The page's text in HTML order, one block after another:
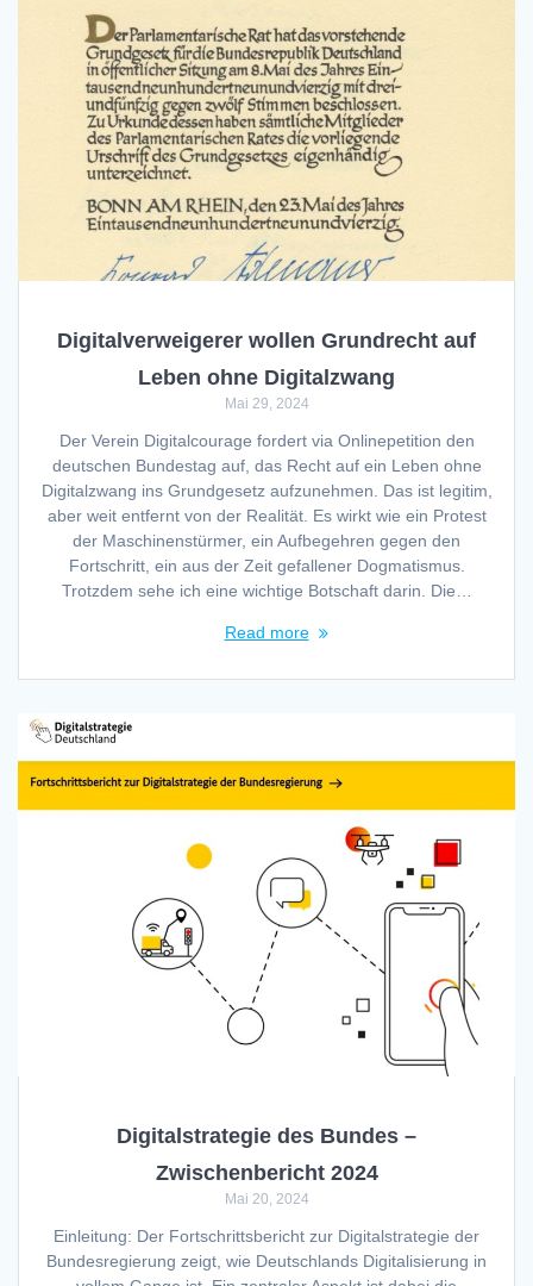
Digitalverweigerer wollen Grundrecht auf
Leben ohne Digitalzwang
Mai 29, 2024
Der Verein Digitalcourage fordert via Onlinepetition den
deutschen Bundestag auf, das Recht auf ein Leben ohne
Digitalzwang ins Grundgesetz aufzunehmen. Das ist legitim,
aber weit entfernt von der Realität. Es wirkt wie ein Protest
der Maschinenstürmer, ein Aufbegehren gegen den
Fortschritt, ein aus der Zeit gefallener Dogmatismus.
Trotzdem sehe ich eine wichtige Botschaft darin. Die…
Read more
Digitalstrategie des Bundes –
Zwischenbericht 2024
Mai 20, 2024
Einleitung: Der Fortschrittsbericht zur Digitalstrategie der
Bundesregierung zeigt, wie Deutschlands Digitalisierung in